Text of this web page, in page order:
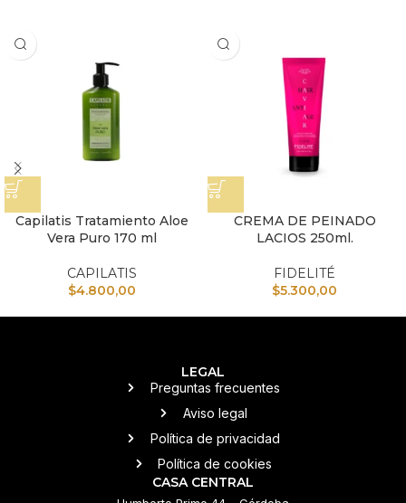
Capilatis Tratamiento Aloe
Vera Puro 170 ml
CAPILATIS
$4.800,00
CREMA DE PEINADO
LACIOS 250ml.
FIDELITÉ
$5.300,00
LEGAL
Preguntas frecuentes
Aviso legal
Política de privacidad
Política de cookies
CASA CENTRAL